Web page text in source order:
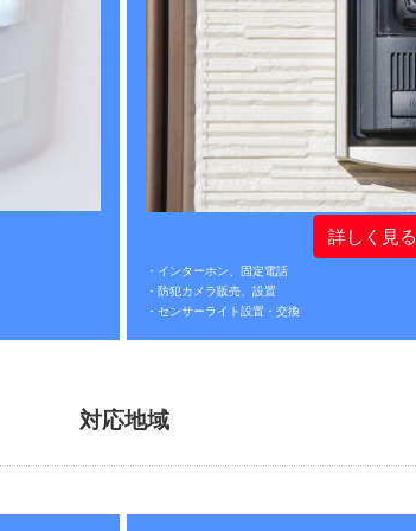
詳しく見る
・インターホン、固定電話
・防犯カメラ販売、設置
・センサーライト設置・交換
対応地域